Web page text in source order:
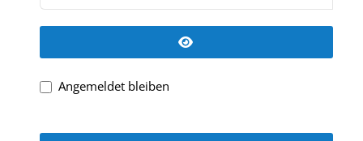
Angemeldet bleiben